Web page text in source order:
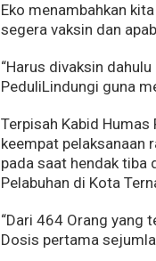
Eko menambahkan
segera vaksin dan
“Harus divaksin
PeduliLindungi guna
Terpisah Kabid
keempat pelaksanaan
pada saat hendak tiba
Pelabuhan di Kota
“Dari 464 Orang yang
Dosis pertama